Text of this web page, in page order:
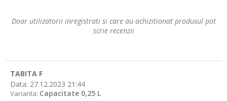
Doar utilizatorii inregistrati si care au achizitionat produsul pot
scrie recenzii
TABITA F
Data: 27.12.2023 21:44
Varianta: Capacitate 0,25 L